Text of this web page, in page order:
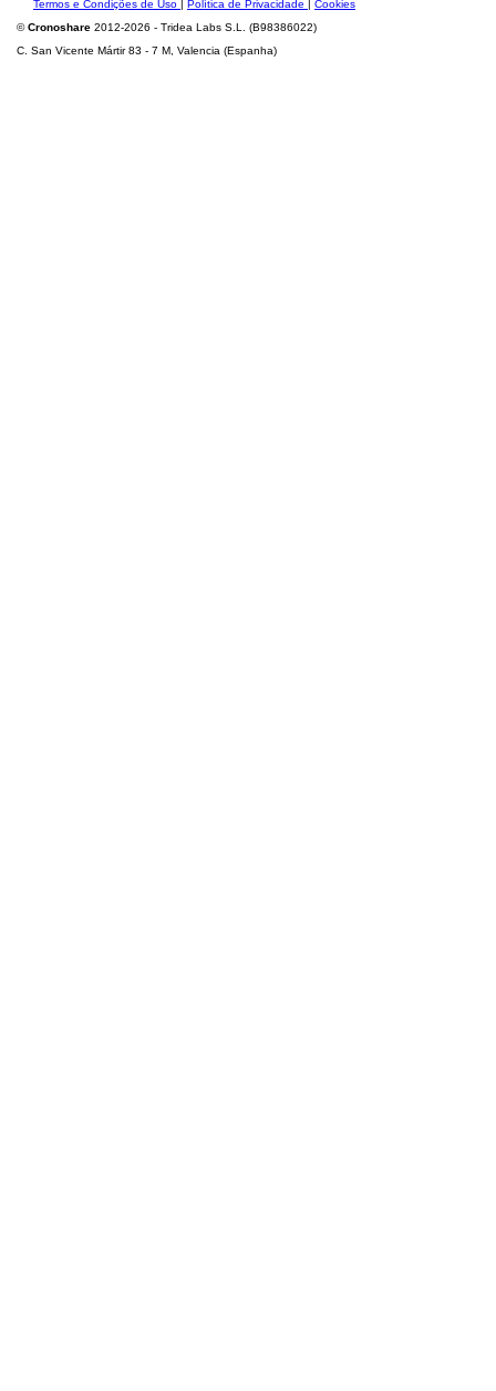
Termos e Condições de Uso Política de Privacidade
Cookies
©Cronoshare 2012-2026 - Tridea Labs S.L. (B98386022)
C. San Vicente Mártir 83 - 7 M, Valencia (Espanha)